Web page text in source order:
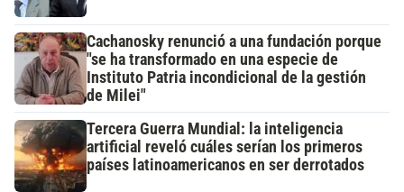
Cachanosky renunció a una fundación porque
"se ha transformado en una especie de
Instituto Patria incondicional de la gestión
de Milei"
Tercera Guerra Mundial: la inteligencia
artificial reveló cuáles serían los primeros
países latinoamericanos en ser derrotados